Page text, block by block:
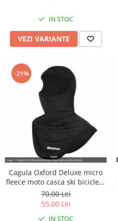
Garnituri / bucata
Kit garnituri
Semeringuri
Pistoane / Segmenti
Pistoane
Siguranta bolt
Prezoane/Suruburi
Set motor / chiuloase
Chiuloasa
Set motor
Set motor + chiuloase
Sistem alimentare cu combustibil
IN STOC
VEZI VARIANTE
-21%
Cagula Oxford Deluxe micro
fleece moto casca ski bicicleta
scuter
70,00 Lei
55,00 Lei
IN STOC